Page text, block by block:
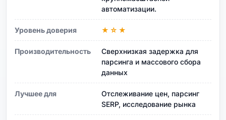
автоматизации.
Уровень доверия ★☆★
Производительность
Сверхнизкая задержка для
парсинга и массового сбора
данных
Лучшее для
Отслеживание цен, парсинг
SERP, исследование рынка